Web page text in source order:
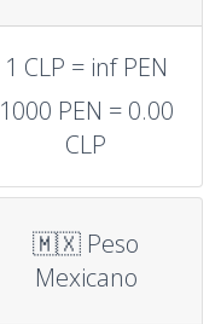
1 CLP = inf PEN
1000 PEN = 0.00
CLP
🇲🇽 Peso
Mexicano